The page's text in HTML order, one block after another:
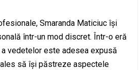
Smaranda Maticiuc își
într-un mod discret. Într-o eră
vedetelor este adesea expusă
ales să își păstreze aspectele